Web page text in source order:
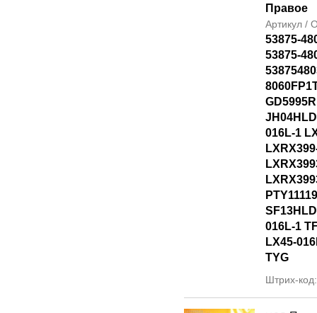
Правое
Артикул /
53875-
53875-
GD5995R
016L-1
016L-1
LX45-
TYG
Штрих-